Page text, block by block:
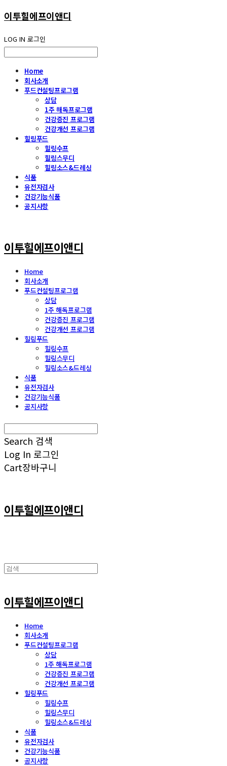
이투힐에프이앤디
LOG IN 로그인
Home
회사소개
푸드컨설팅프로그램
상담
1주 해독프로그램
건강증진 프로그램
건강개선 프로그램
힐링푸드
힐링수프
힐링스무디
힐링소스&드레싱
식품
유전자검사
건강기능식품
공지사항
이투힐에프이앤디
Home
회사소개
푸드컨설팅프로그램
상담
1주 해독프로그램
건강증진 프로그램
건강개선 프로그램
힐링푸드
힐링수프
힐링스무디
힐링소스&드레싱
식품
유전자검사
건강기능식품
공지사항
Search 검색
Log In 로그인
Cart장바구니
이투힐에프이앤디
이투힐에프이앤디
Home
회사소개
푸드컨설팅프로그램
상담
1주 해독프로그램
건강증진 프로그램
건강개선 프로그램
힐링푸드
힐링수프
힐링스무디
힐링소스&드레싱
식품
유전자검사
건강기능식품
공지사항